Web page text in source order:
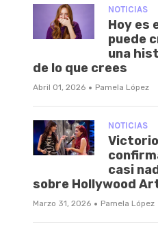
NOTICIAS
Hoy es
puede
una
de lo que crees
Abril 01, 2026 · Pamela López
NOTICIAS
casi
sobre Hollywood
Marzo 31, 2026 · Pamela López